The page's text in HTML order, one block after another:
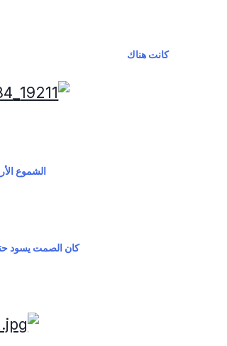
كانت هناك
الشموع
كان الصمت يسود